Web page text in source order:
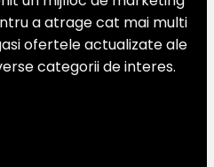
a atrage cat mai multi
ofertele actualizate ale
categorii de interes.